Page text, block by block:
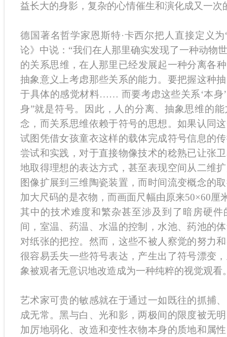
益长大的身影，复杂的心情催生和演化成又一次
德国著名哲学家恩斯特·卡西尔把人直接定义
论》中说：“我们在人那里确实发现了一种动物
的关系思维，在人那里已经发展起一种分离各
抽象意义上考虑那些关系的能力。要把握这种
于具体的感觉材料…… 而要考虑这些关系‘本身
身”就是符号。因此，人的分离、抽象思维的
念，而关系思维依赖于符号的思想。如果认同
试图凭借女孩童衣这样的载体完成符号信息的
尝试和实践，对于直接物像技术的稔熟已让张
地取得理想的表达方式，甚至表现空间从二维
图像扩展到三维陶瓷装置，而时间流变概念的
加大尺码的是衣物，而画面尺幅由原来50×60厘
其中的技术难度和繁杂甚至涉及到了暗房硬
间，室温、药温、水温的控制，水池、药池的
对纸张的把控。然而，这些不被人察觉的努力
很容易丢失一些符号表达，产生出了符号漂变
象被观者无意识地改造成为一种纯粹的视觉观看
艺术家可贵的敏感就在于通过一如既往的抓捕
成无常。黑与白、光和影，两极间的限度被无
加厉地弱化、改造和变性衣物本身的质地和属